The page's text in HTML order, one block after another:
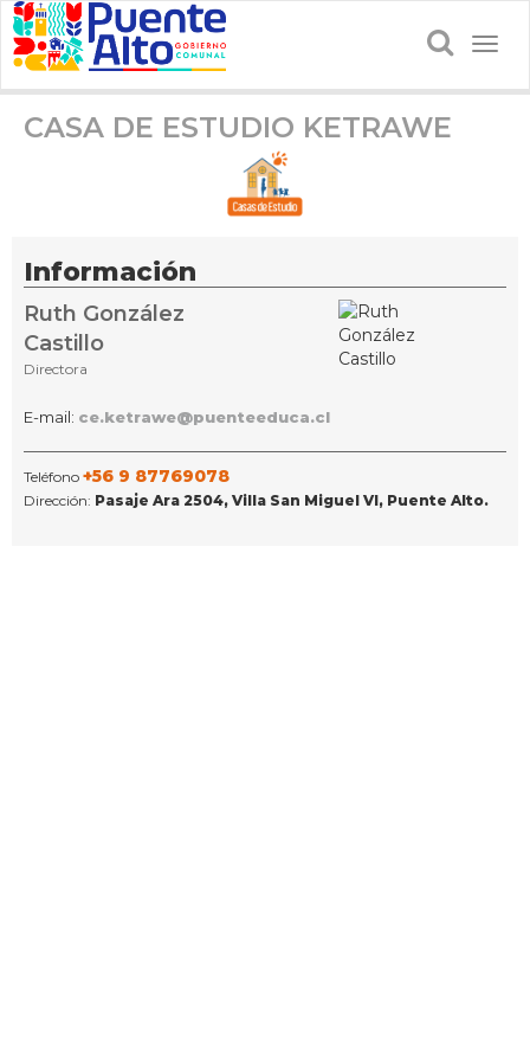
CASA DE ESTUDIO KETRAWE
Información
Ruth González
Castillo
Directora
E-mail: ce.ketrawe@puenteeduca.cl
Teléfono +56 9 87769078
Dirección: Pasaje Ara 2504, Villa San Miguel VI, Puente Alto.